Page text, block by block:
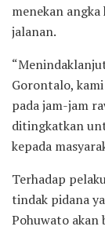
menekan
jalanan.
Gorontalo,
pada jam-jam
ditingkatkan
kepada
Terhadap
tindak pidana
Pohuwato akan